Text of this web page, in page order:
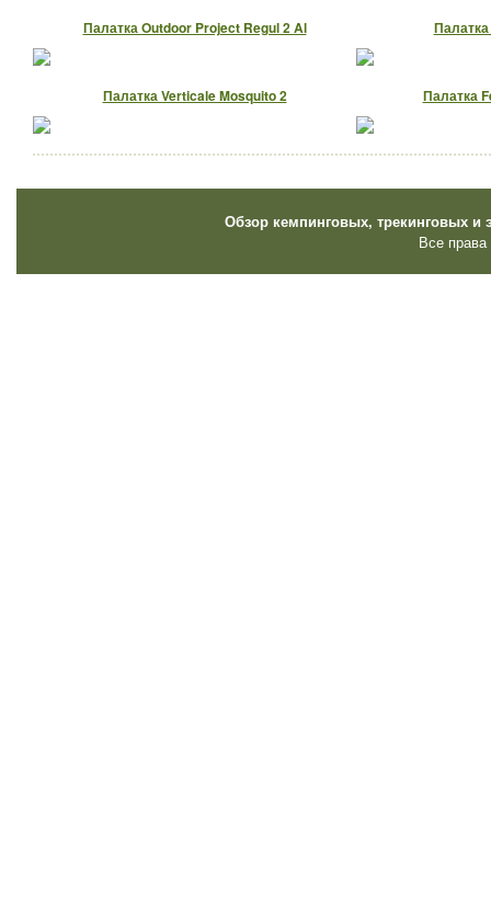
Палатка Outdoor Project Regul 2 Al
Палатка Verticale Mosquito 2 Палатка
Обзор кемпинговых, трекинговых и
Все